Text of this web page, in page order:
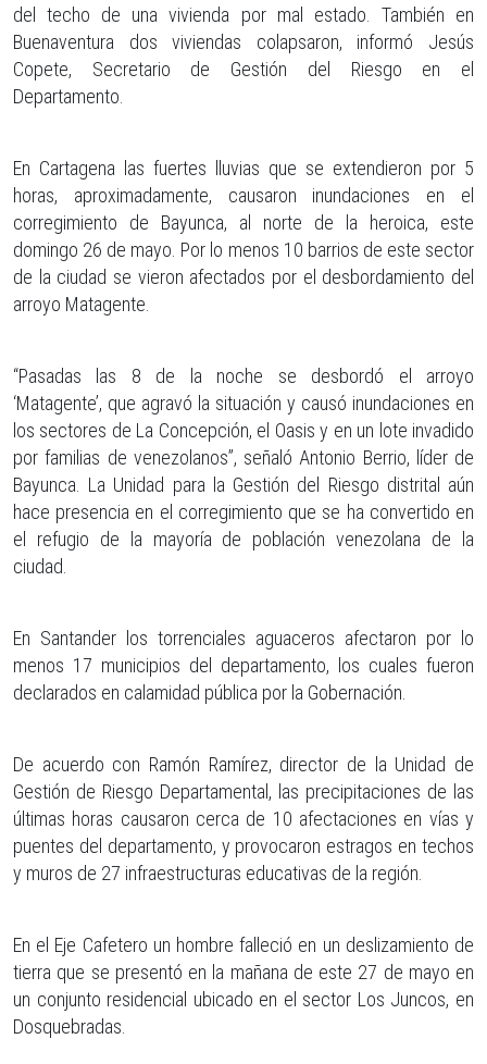
del techo de una vivienda por mal estado. También en
Buenaventura dos viviendas colapsaron, informó Jesús
Copete, Secretario de Gestión del Riesgo en el
Departamento.
En Cartagena las fuertes lluvias que se extendieron por 5
horas, aproximadamente, causaron inundaciones en el
corregimiento de Bayunca, al norte de la heroica, este
domingo 26 de mayo. Por lo menos 10 barrios de este sector
de la ciudad se vieron afectados por el desbordamiento del
arroyo Matagente.
“Pasadas las 8 de la noche se desbordó el arroyo
‘Matagente’, que agravó la situación y causó inundaciones en
los sectores de La Concepción, el Oasis y en un lote invadido
por familias de venezolanos”, señaló Antonio Berrio, líder de
Bayunca. La Unidad para la Gestión del Riesgo distrital aún
hace presencia en el corregimiento que se ha convertido en
el refugio de la mayoría de población venezolana de la
ciudad.
En Santander los torrenciales aguaceros afectaron por lo
menos 17 municipios del departamento, los cuales fueron
declarados en calamidad pública por la Gobernación.
De acuerdo con Ramón Ramírez, director de la Unidad de
Gestión de Riesgo Departamental, las precipitaciones de las
últimas horas causaron cerca de 10 afectaciones en vías y
puentes del departamento, y provocaron estragos en techos
y muros de 27 infraestructuras educativas de la región.
En el Eje Cafetero un hombre falleció en un deslizamiento de
tierra que se presentó en la mañana de este 27 de mayo en
un conjunto residencial ubicado en el sector Los Juncos, en
Dosquebradas.